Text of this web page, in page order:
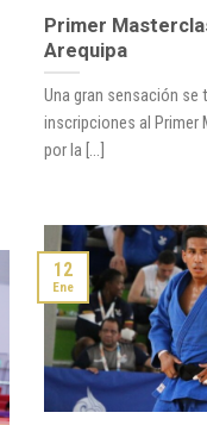
Primer
Arequipa
Una gran sensación se
inscripciones al Primer
por la [...]
12
Ene